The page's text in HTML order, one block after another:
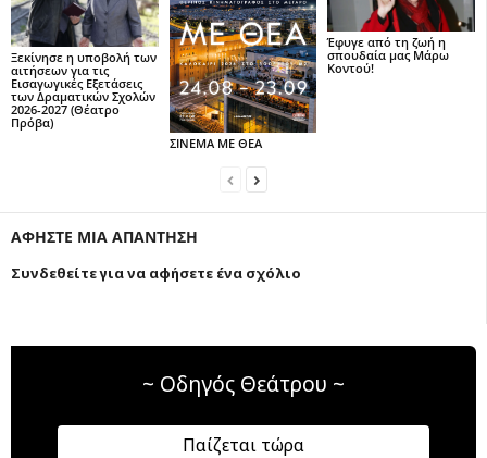
Ξεκίνησε η υποβολή των
αιτήσεων για τις
Εισαγωγικές Εξετάσεις
των Δραματικών Σχολών
2026-2027 (Θέατρο
Πρόβα)
ΣΙΝΕΜΑ ΜΕ ΘΕΑ
Έφυγε από τη ζωή η
σπουδαία μας Μάρω
Κοντού!
ΑΦΗΣΤΕ ΜΙΑ ΑΠΑΝΤΗΣΗ
Συνδεθείτε για να αφήσετε ένα σχόλιο
~ Οδηγός Θεάτρου ~
Παίζεται τώρα